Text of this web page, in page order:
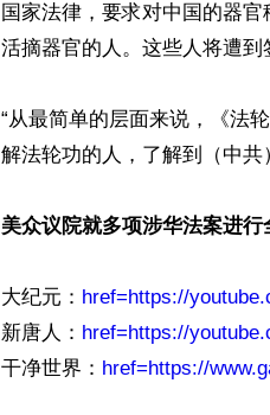
国家法律，要求对中国的器
活摘器官的人。这些人将遭到
“从最简单的层面来说，《法
解法轮功的人，了解到（中
美众议院就多项涉华法案进
大纪元： href=https://
新唐人： href=https://
干净世界： href=https://